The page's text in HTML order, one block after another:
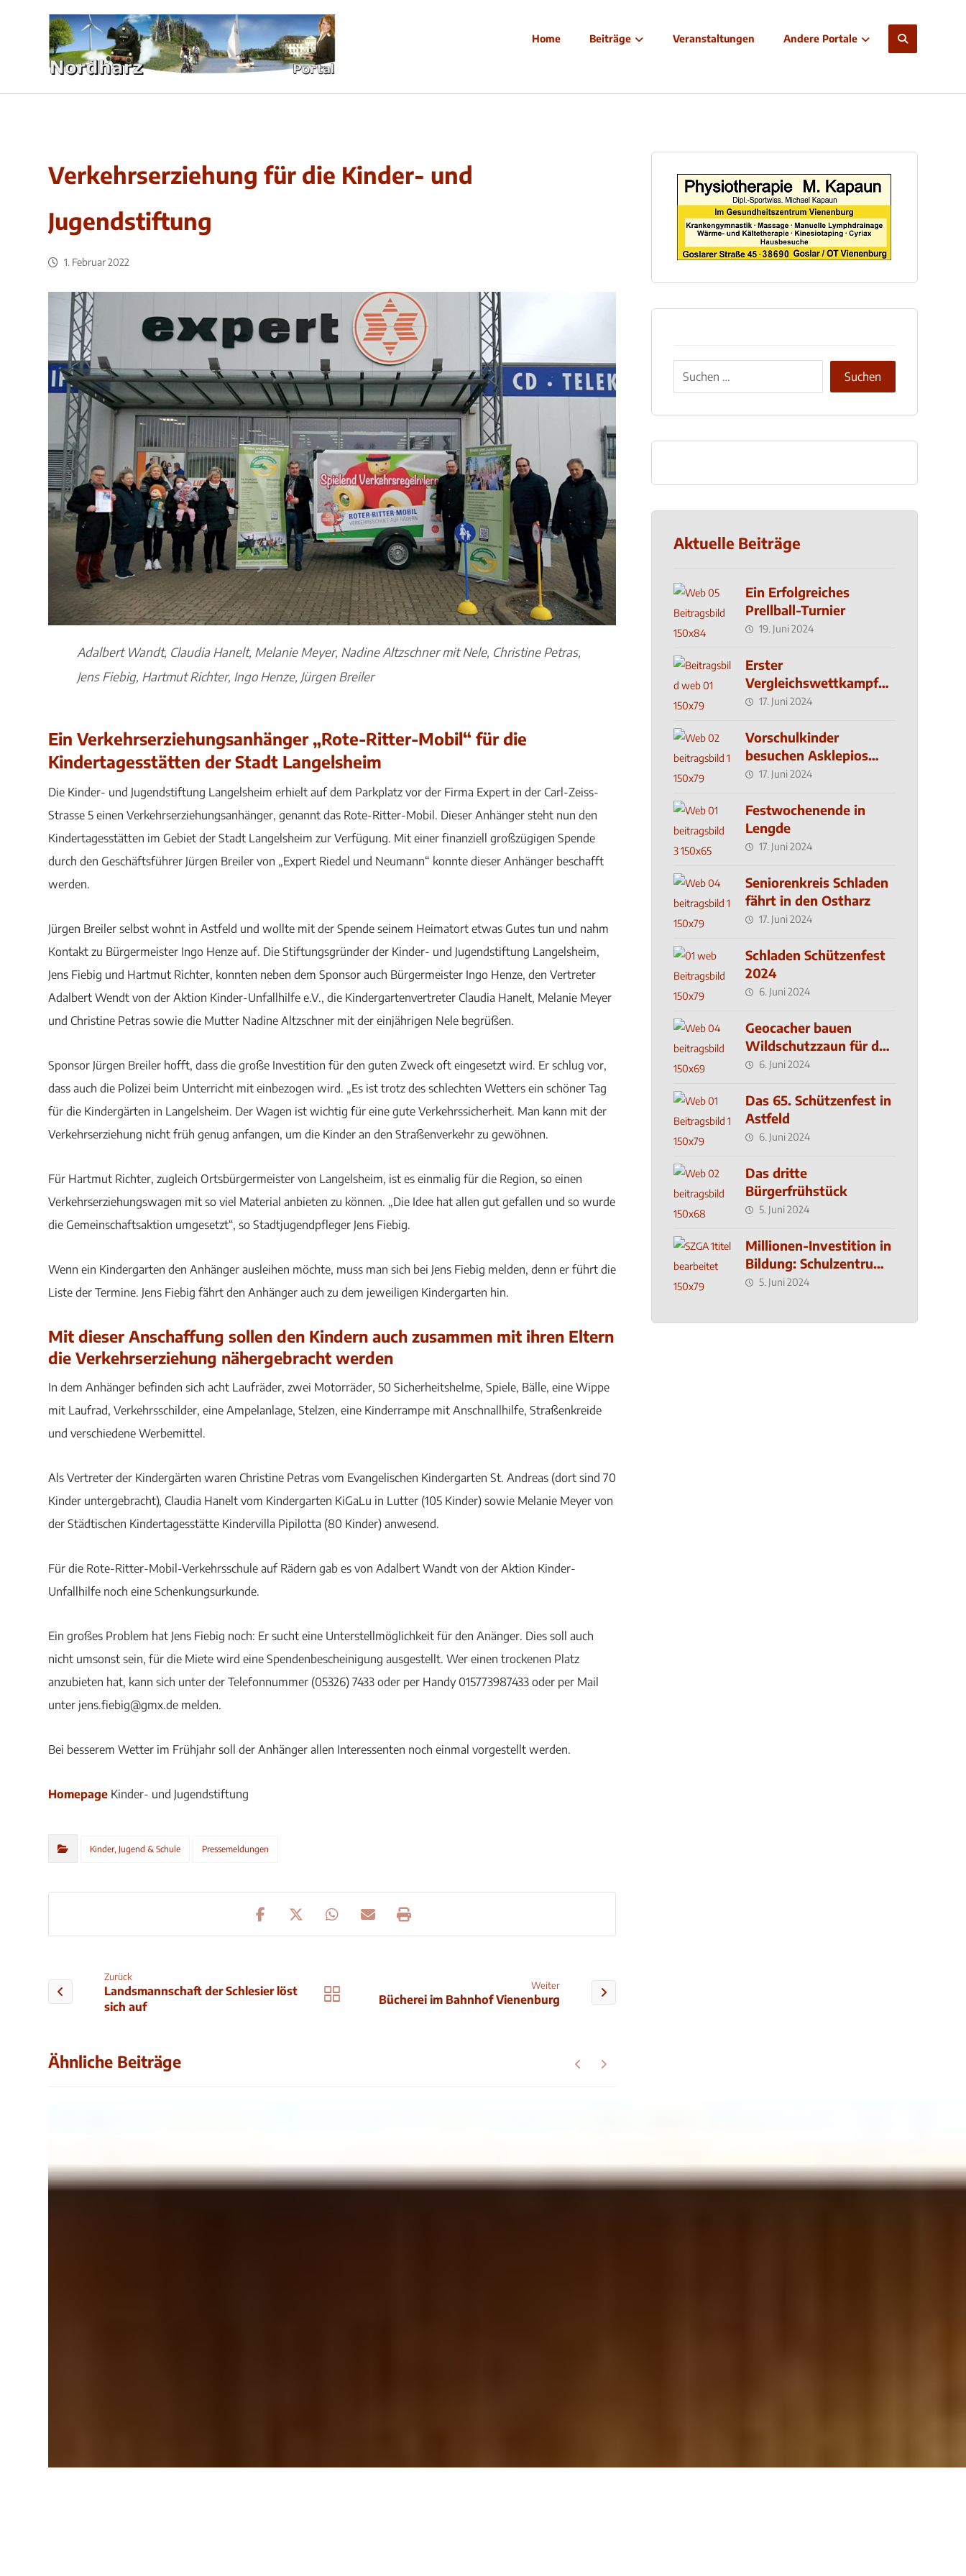
Home Beiträge Veranstaltungen Andere Portale
Verkehrserziehung für die Kinder- und
Jugendstiftung
1. Februar 2022
Adalbert Wandt, Claudia Hanelt, Melanie Meyer, Nadine Altzschner mit Nele, Christine Petras,
Jens Fiebig, Hartmut Richter, Ingo Henze, Jürgen Breiler
Ein Verkehrserziehungsanhänger „Rote-Ritter-Mobil“ für die
Kindertagesstätten der Stadt Langelsheim
Die Kinder- und Jugendstiftung Langelsheim erhielt auf dem Parkplatz vor der Firma Expert in der Carl-Zeiss-
Strasse 5 einen Verkehrserziehungsanhänger, genannt das Rote-Ritter-Mobil. Dieser Anhänger steht nun den
Kindertagesstätten im Gebiet der Stadt Langelsheim zur Verfügung. Mit einer finanziell großzügigen Spende
durch den Geschäftsführer Jürgen Breiler von „Expert Riedel und Neumann“ konnte dieser Anhänger beschafft
werden.
Jürgen Breiler selbst wohnt in Astfeld und wollte mit der Spende seinem Heimatort etwas Gutes tun und nahm
Kontakt zu Bürgermeister Ingo Henze auf. Die Stiftungsgründer der Kinder- und Jugendstiftung Langelsheim,
Jens Fiebig und Hartmut Richter, konnten neben dem Sponsor auch Bürgermeister Ingo Henze, den Vertreter
Adalbert Wendt von der Aktion Kinder-Unfallhilfe e.V., die Kindergartenvertreter Claudia Hanelt, Melanie Meyer
und Christine Petras sowie die Mutter Nadine Altzschner mit der einjährigen Nele begrüßen.
Sponsor Jürgen Breiler hofft, dass die große Investition für den guten Zweck oft eingesetzt wird. Er schlug vor,
dass auch die Polizei beim Unterricht mit einbezogen wird. „Es ist trotz des schlechten Wetters ein schöner Tag
für die Kindergärten in Langelsheim. Der Wagen ist wichtig für eine gute Verkehrssicherheit. Man kann mit der
Verkehrserziehung nicht früh genug anfangen, um die Kinder an den Straßenverkehr zu gewöhnen.
Für Hartmut Richter, zugleich Ortsbürgermeister von Langelsheim, ist es einmalig für die Region, so einen
Verkehrserziehungswagen mit so viel Material anbieten zu können. „Die Idee hat allen gut gefallen und so wurde
die Gemeinschaftsaktion umgesetzt“, so Stadtjugendpfleger Jens Fiebig.
Wenn ein Kindergarten den Anhänger ausleihen möchte, muss man sich bei Jens Fiebig melden, denn er führt die
Liste der Termine. Jens Fiebig fährt den Anhänger auch zu dem jeweiligen Kindergarten hin.
Mit dieser Anschaffung sollen den Kindern auch zusammen mit ihren Eltern
die Verkehrserziehung nähergebracht werden
In dem Anhänger befinden sich acht Laufräder, zwei Motorräder, 50 Sicherheitshelme, Spiele, Bälle, eine Wippe
mit Laufrad, Verkehrsschilder, eine Ampelanlage, Stelzen, eine Kinderrampe mit Anschnallhilfe, Straßenkreide
und verschiedene Werbemittel.
Als Vertreter der Kindergärten waren Christine Petras vom Evangelischen Kindergarten St. Andreas (dort sind 70
Kinder untergebracht), Claudia Hanelt vom Kindergarten KiGaLu in Lutter (105 Kinder) sowie Melanie Meyer von
der Städtischen Kindertagesstätte Kindervilla Pipilotta (80 Kinder) anwesend.
Für die Rote-Ritter-Mobil-Verkehrsschule auf Rädern gab es von Adalbert Wandt von der Aktion Kinder-
Unfallhilfe noch eine Schenkungsurkunde.
Ein großes Problem hat Jens Fiebig noch: Er sucht eine Unterstellmöglichkeit für den Anänger. Dies soll auch
nicht umsonst sein, für die Miete wird eine Spendenbescheinigung ausgestellt. Wer einen trockenen Platz
anzubieten hat, kann sich unter der Telefonnummer (05326) 7433 oder per Handy 015773987433 oder per Mail
unter jens.fiebig@gmx.de melden.
Bei besserem Wetter im Frühjahr soll der Anhänger allen Interessenten noch einmal vorgestellt werden.
Homepage Kinder- und Jugendstiftung
Kinder, Jugend & Schule Pressemeldungen
Zurück
Landsmannschaft der Schlesier löst
sich auf
Weiter
Bücherei im Bahnhof Vienenburg
Ähnliche Beiträge
Aktuelle Beiträge
Ein Erfolgreiches
Prellball-Turnier
19. Juni 2024
Erster
Vergleichswettkampf
seit 2019
17. Juni 2024
Vorschulkinder
besuchen Asklepios
Klinik
17. Juni 2024
Festwochenende in
Lengde
17. Juni 2024
Seniorenkreis Schladen
fährt in den Ostharz
17. Juni 2024
Schladen Schützenfest
2024
6. Juni 2024
Geocacher bauen
Wildschutzzaun für den
MachMit! Wald
6. Juni 2024
Das 65. Schützenfest in
Astfeld
6. Juni 2024
Das dritte
Bürgerfrühstück
5. Juni 2024
Millionen-Investition in
Bildung: Schulzentrum-
Neubau
5. Juni 2024